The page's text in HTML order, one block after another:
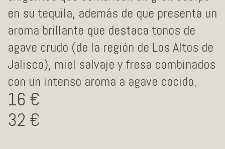
en su tequila, además de que presenta un
aroma brillante que destaca tonos de
agave crudo (de la región de Los Altos de
Jalisco), miel salvaje y fresa combinados
con un intenso aroma a agave cocido,
16
32